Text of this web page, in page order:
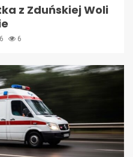
z Zduńskiej Woli
6